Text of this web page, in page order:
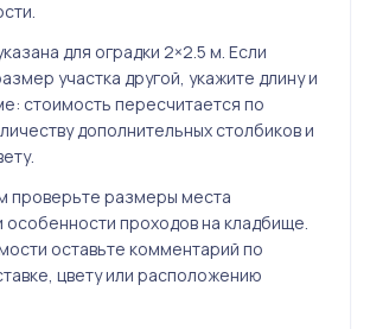
для оградки 2×2.5 м. Если
участка другой, укажите длину и
стоимость пересчитается по
дополнительных столбиков и
проверьте размеры места
особенности проходов на кладбище.
оставьте комментарий по
цвету или расположению